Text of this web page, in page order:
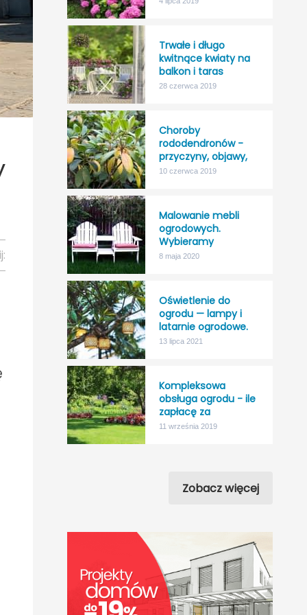
Trwałe i długo
kwitnące kwiaty na
balkon i taras
28 czerwca 2019
Choroby
rododendronów -
przyczyny, objawy,
leczenie
10 czerwca 2019
Malowanie mebli
ogrodowych.
Wybieramy
najlepszy impregnat
8 maja 2020
Oświetlenie do
ogrodu — lampy i
latarnie ogrodowe.
13 lipca 2021
Kompleksowa
obsługa ogrodu - ile
zapłacę za
“nicnierobienie”?
11 września 2019
Zobacz więcej